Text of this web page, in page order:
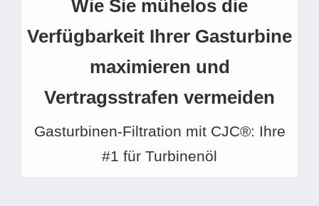
Wie Sie mühelos die
Verfügbarkeit Ihrer Gasturbine
maximieren und
Vertragsstrafen vermeiden
Gasturbinen-Filtration mit CJC®: Ihre
#1 für Turbinenöl